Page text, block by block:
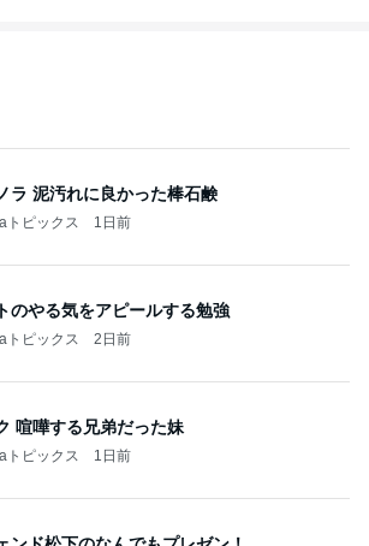
ラ 泥汚れに良かった棒石鹸
トピックス 1日前
のやる気をアピールする勉強
トピックス 2日前
喧嘩する兄弟だった妹
トピックス 1日前